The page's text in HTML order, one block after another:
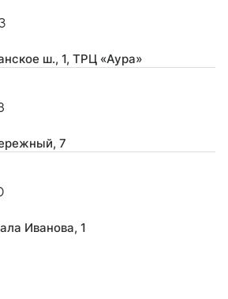
ш., 1, ТРЦ «Аура»
7
Иванова, 1